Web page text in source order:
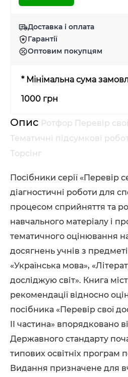
Доставка і оплата
Гарантії
Оптовим покупцям
* Мінімальна сума
1000 грн
Опис Ротфор Перевір
Тематичні підсумкові
Торсінг
Посібники серії «Перевір
діагностичні роботи для
процесом сприйняття та
навчального матеріалу і
тематичного оцінювання
досягнень учнів з
«Українська мова»,
досліджую світ». Книга
рекомендації відносно
посібника «Перевір свої
II частина» впорядковано
Державного стандарту
типових освітніх програм
Видання призначене для